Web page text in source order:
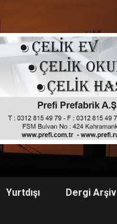
Yurtdışı Dergi Arşiv